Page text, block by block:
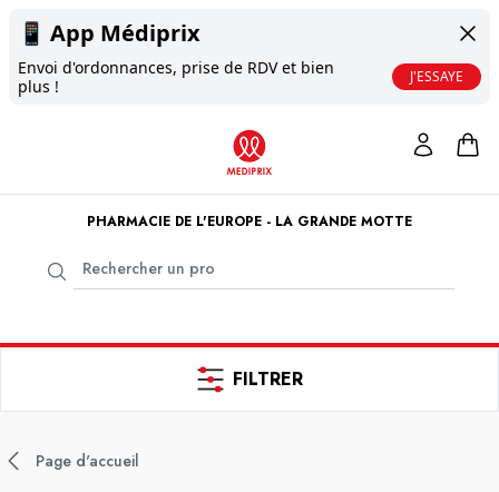
📱 App Médiprix
Envoi d'ordonnances, prise de RDV et bien
plus !
J'ESSAYE
PHARMACIE DE L'EUROPE - LA GRANDE MOTTE
FILTRER
Page d'accueil